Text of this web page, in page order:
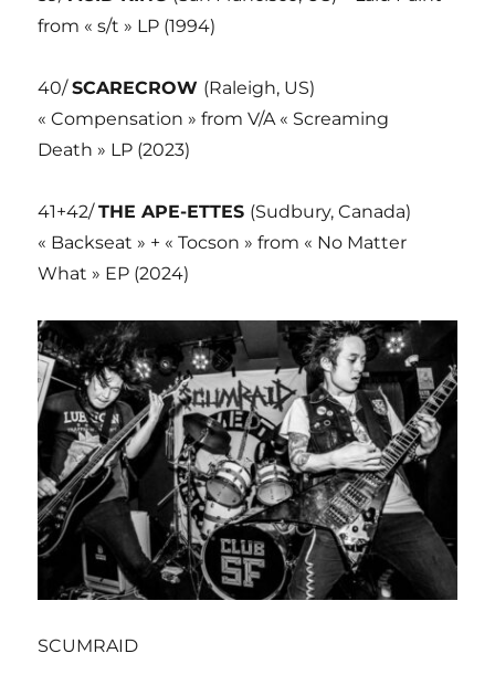
from « s/t » LP (1994)
40/SCARECROW (Raleigh, US)
« Compensation » from V/A « Screaming
Death » LP (2023)
41+42/THE APE-ETTES (Sudbury, Canada)
« Backseat » + « Tocson » from « No Matter
What » EP (2024)
SCUMRAID